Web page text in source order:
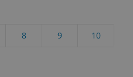
10
9
8